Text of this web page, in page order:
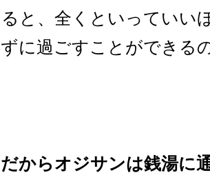
と、全くといっていい
に過ごすことができる
だからオジサンは銭湯に